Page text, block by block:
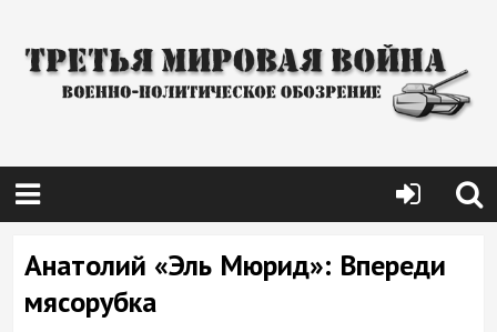
Анатолий «Эль Мюрид»: Впереди
мясорубка